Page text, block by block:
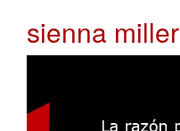
sienna miller